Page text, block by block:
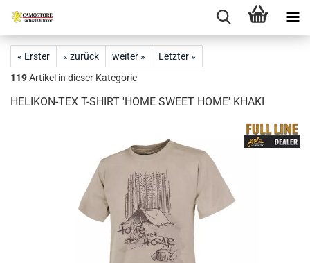
« Erster « zurück weiter »
Letzter »
119Artikel in dieser Kategorie
HELIKON-TEX T-SHIRT 'HOME SWEET HOME' KHAKI